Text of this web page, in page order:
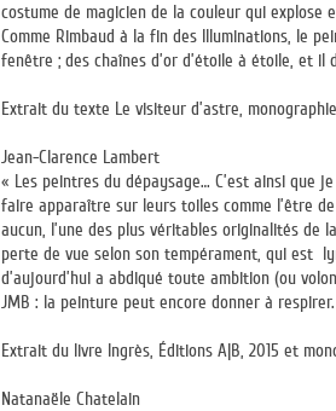
costume de magicien de la couleur qui
Comme Rimbaud à la fin des Illuminations, le
fenêtre ; des chaînes d’or d’étoile à étoile, et il
Extrait du texte Le visiteur d’astre,
Jean-Clarence Lambert
« Les peintres du dépaysage… C’est ainsi que
faire apparaître sur leurs toiles comme l’être
aucun, l’une des plus véritables originalités de
perte de vue selon son tempérament, qui est
d’aujourd’hui a abdiqué toute ambition (ou
JMB : la peinture peut encore donner à
Extrait du livre Ingrès, Éditions A|B, 2015 et
Natanaële Chatelain